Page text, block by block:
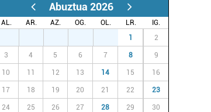
Abuztua 2026
AL. AR. AZ. OG. OL. LR.
IG.
1 2
3 4 5 6 7 8 9
10 11 12 13 14 15 16
17 18 19 20 21 22 23
24 25 26 27 28 29 30